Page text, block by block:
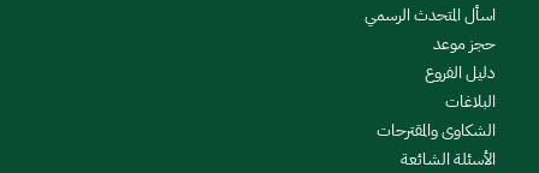
اسأل المتحدث الرسمي
حجز موعد
دليل الفروع
البلاغات
الشكاوى والمقترحات
الأسئلة الشائعة